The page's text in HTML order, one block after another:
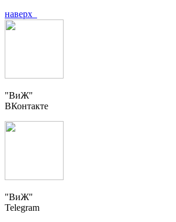
наверх
"ВиЖ"
ВКонтакте
"ВиЖ"
Telegram